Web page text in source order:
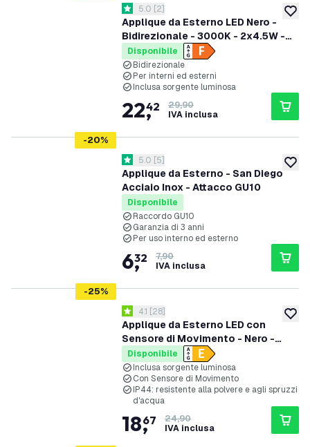
Applique da Esterno LED Nero -
Bidirezionale - 3000K - 2x4.5W -
IP54
apri il cassetto delle recensioni
5 stelle di valutazione
5.0 [2]
Disponibile
Bidirezionale
Per interni ed esterni
Inclusa sorgente luminosa
22,
42
29,90
IVA inclusa
-20%
Applique da Esterno - San Diego
Acciaio Inox - Attacco GU10
apri il cassetto delle recensioni
5 stelle di valutazione
5.0 [5]
Disponibile
Raccordo GU10
Garanzia di 3 anni
Per uso interno ed esterno
6,
32
7,90
IVA inclusa
-25%
Applique da Esterno LED con
Sensore di Movimento - Nero -
3000K - 7W - IP44 - 3 anni di
garanzia
apri il cassetto delle recensioni
4.1 stelle di valutazione
4.1 [28]
Disponibile
Inclusa sorgente luminosa
Con Sensore di Movimento
IP44: resistente alla polvere e agli spruzzi
d'acqua
18,
67
24,90
IVA inclusa